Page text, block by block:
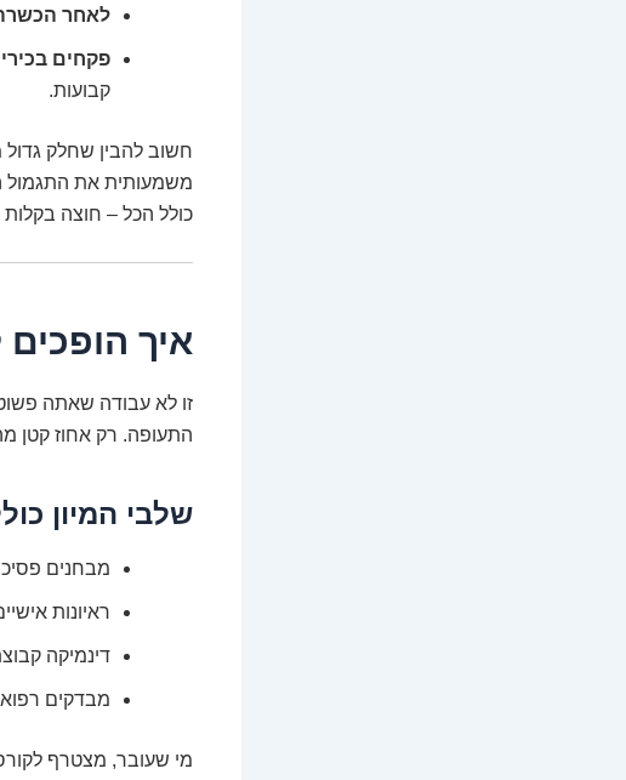
לאחר
פקחים
קבועות.
חשוב להבין שחלק
משמעותית את התגמול
כולל הכל – חוצה בקלות את
איך
זו לא עבודה שאתה
התעופה. רק אחוז קטן
שלבי המיון
מבחנים
ראיונות
דינמיקה
מבדקים
מי שעובר, מצטרף